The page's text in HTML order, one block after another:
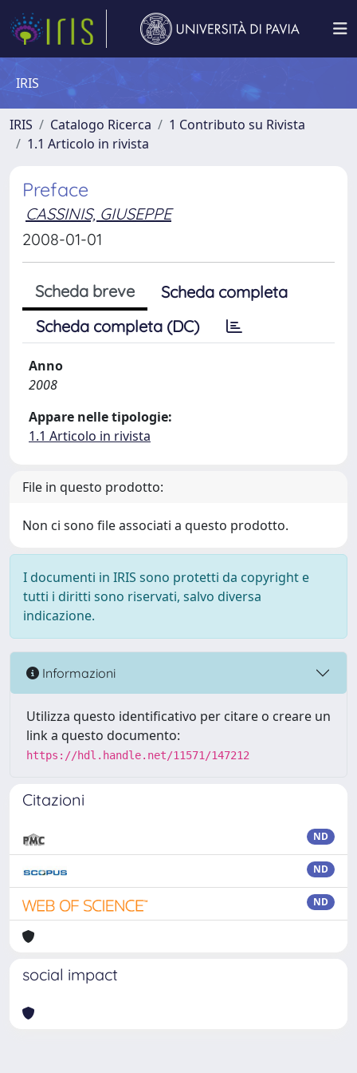
IRIS
IRIS Catalogo Ricerca
1 Contributo su Rivista
1.1 Articolo in rivista
Preface
CASSINIS, GIUSEPPE
2008-01-01
Scheda breve
Scheda completa
Scheda completa (DC)
Anno
2008
Appare nelle tipologie:
1.1 Articolo in rivista
File in questo prodotto:
Non ci sono file associati a questo prodotto.
I documenti in IRIS sono protetti da copyright e
tutti i diritti sono riservati, salvo diversa
indicazione.
Informazioni
Utilizza questo identificativo per citare o creare un
link a questo documento:
https://hdl.handle.net/11571/147212
Citazioni
ND
ND
ND
social impact